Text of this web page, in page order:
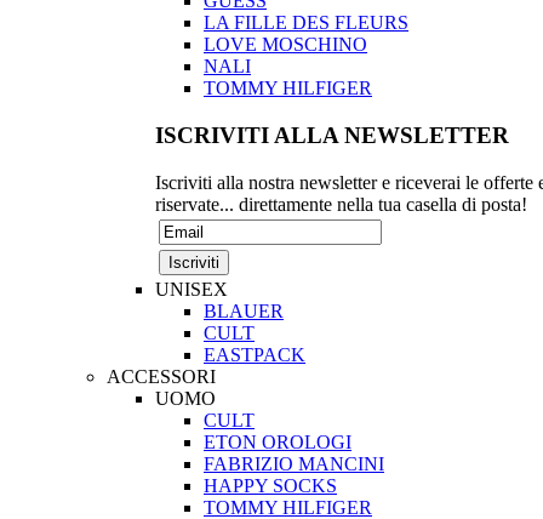
LA FILLE DES FLEURS
LOVE MOSCHINO
NALI
TOMMY HILFIGER
ISCRIVITI ALLA NEWSLETTER
Iscriviti alla nostra newsletter e riceverai le offerte
riservate... direttamente nella tua casella di posta!
UNISEX
BLAUER
CULT
EASTPACK
ACCESSORI
UOMO
CULT
ETON OROLOGI
FABRIZIO MANCINI
HAPPY SOCKS
TOMMY HILFIGER